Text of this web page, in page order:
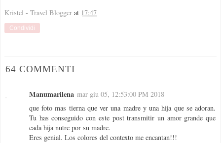
Kristel - Travel Blogger at 17:47
Condividi
64 COMMENTI
Manumarilena mar giu 05, 12:53:00 PM 2018
que foto mas tierna que ver una madre y una hija que se adoran.
Tu has conseguido con este post transmitir un amor grande que
cada hija nutre por su madre.
Eres genial. Los colores del contexto me encantan!!!